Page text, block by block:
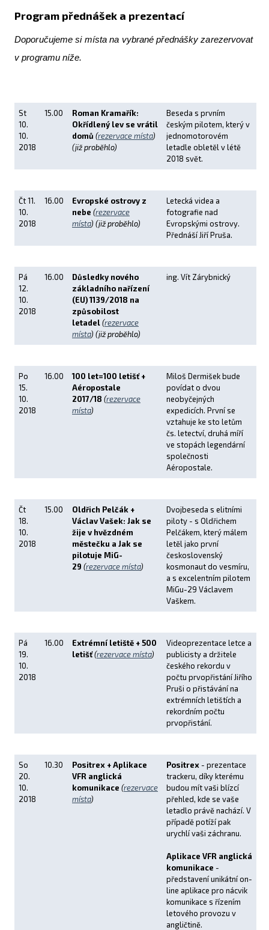
Program přednášek a prezentací
Doporučujeme si místa na vybrané přednášky zarezervovat
v programu níže.
St
10.
10.
2018
15.00
Roman Kramařík:
Okřídlený lev se vrátil
domů (rezervace místa)
(již proběhlo)
Beseda s prvním
českým pilotem, který v
jednomotorovém
letadle obletěl v létě
2018 svět.
Čt 11.
10.
2018
16.00
Evropské ostrovy z
nebe (rezervace
místa) (již proběhlo)
Letecká videa a
fotografie nad
Evropskými ostrovy.
Přednáší Jiří Pruša.
Pá
12.
10.
2018
16.00
Důsledky nového
základního nařízení
(EU) 1139/2018 na
způsobilost
letadel(rezervace
místa) (již proběhlo)
ing. Vít Zárybnický
Po
15.
10.
2018
16.00
100 let=100 letišť +
Aéropostale
2017/18 (rezervace
místa)
Miloš Dermišek bude
povídat o dvou
neobyčejných
expedicích. První se
vztahuje ke sto letům
čs. letectví, druhá míří
ve stopách legendární
společnosti
Aéropostale.
Čt
18.
10.
2018
15.00
Oldřich Pelčák +
Václav Vašek: Jak se
žije v hvězdném
městečku a Jak se
pilotuje MiG-
29 (rezervace místa)
Dvojbeseda s elitními
piloty - s Oldřichem
Pelčákem, který málem
letěl jako první
československý
kosmonaut do vesmíru,
a s excelentním pilotem
MiGu-29 Václavem
Vaškem.
Pá
19.
10.
2018
16.00
Extrémní letiště + 500
letišť(rezervace místa)
Videoprezentace letce a
publicisty a držitele
českého rekordu v
počtu prvopřistání Jiřího
Pruši o přistávání na
extrémních letištích a
rekordním počtu
prvopřistání.
So
20.
10.
2018
10.30 Positrex +Aplikace
VFR anglická
komunikace (rezervace
místa)
Positrex - prezentace
trackeru, díky kterému
budou mít vaši blízcí
přehled, kde se vaše
letadlo právě nachází. V
případě potíží pak
urychlí vaši záchranu.
Aplikace VFR anglická
komunikace -
představení unikátní on-
line aplikace pro nácvik
komunikace s řízením
letového provozu v
angličtině.